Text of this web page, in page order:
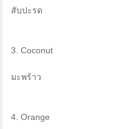
สับปะรด
3. Coconut
มะพร้าว
4. Orange